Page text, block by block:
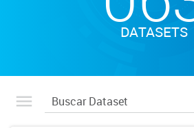
DATASETS